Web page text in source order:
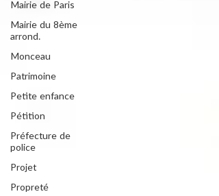
Mairie de Paris
Mairie du 8ème
arrond.
Monceau
Patrimoine
Petite enfance
Pétition
Préfecture de
police
Projet
Propreté